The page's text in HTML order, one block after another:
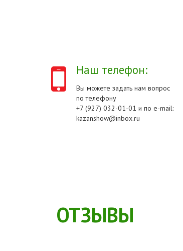
Наш телефон:
Вы можете задать нам вопрос
по телефону
+7 (927) 032-01-01 и по e-mail:
kazanshow@inbox.ru
ОТЗЫВЫ